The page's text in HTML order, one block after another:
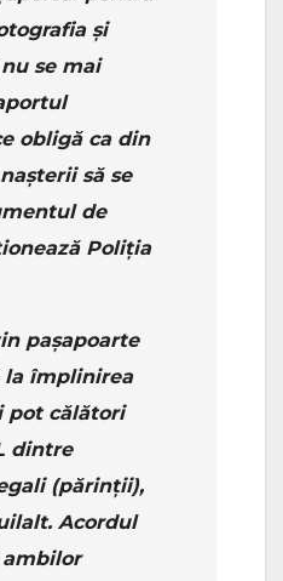
și
se mai
obligă ca din
să se
de
Poliția
paşapoarte
la împlinirea
pot călători
dintre
(părinții),
Acordul